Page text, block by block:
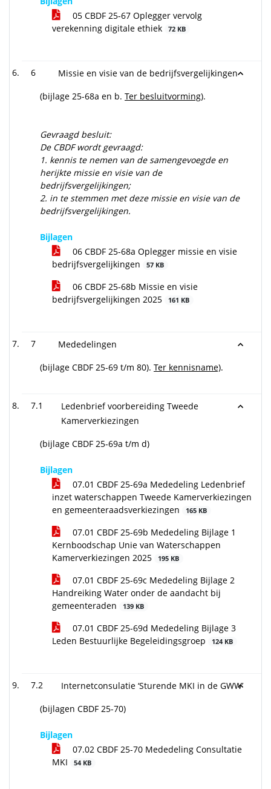
05 CBDF 25-67 Oplegger vervolg
verekenning digitale ethiek
72 KB
6
Missie en visie van de bedrijfsvergelijkingen
(bijlage 25-68a en b. Ter besluitvorming).
Gevraagd besluit:
De CBDF wordt gevraagd:
1. kennis te nemen van de samengevoegde en
herijkte missie en visie van de
bedrijfsvergelijkingen;
2. in te stemmen met deze missie en visie van de
bedrijfsvergelijkingen.
Bijlagen
06 CBDF 25-68a Oplegger missie en visie
bedrijfsvergelijkingen
57 KB
06 CBDF 25-68b Missie en visie
bedrijfsvergelijkingen 2025
161 KB
7
Mededelingen
(bijlage CBDF 25-69 t/m 80). Ter kennisname).
7.1
Ledenbrief voorbereiding Tweede
Kamerverkiezingen
(bijlage CBDF 25-69a t/m d)
Bijlagen
07.01 CBDF 25-69a Mededeling Ledenbrief
inzet waterschappen Tweede Kamerverkiezingen
en gemeenteraadsverkiezingen
165 KB
07.01 CBDF 25-69b Mededeling Bijlage 1
Kernboodschap Unie van Waterschappen
Kamerverkiezingen 2025
195 KB
07.01 CBDF 25-69c Mededeling Bijlage 2
Handreiking Water onder de aandacht bij
gemeenteraden
139 KB
07.01 CBDF 25-69d Mededeling Bijlage 3
Leden Bestuurlijke Begeleidingsgroep
124 KB
7.2
Internetconsulatie ‘Sturende MKI in de GWW’
(bijlagen CBDF 25-70)
Bijlagen
07.02 CBDF 25-70 Mededeling Consultatie
MKI
54 KB